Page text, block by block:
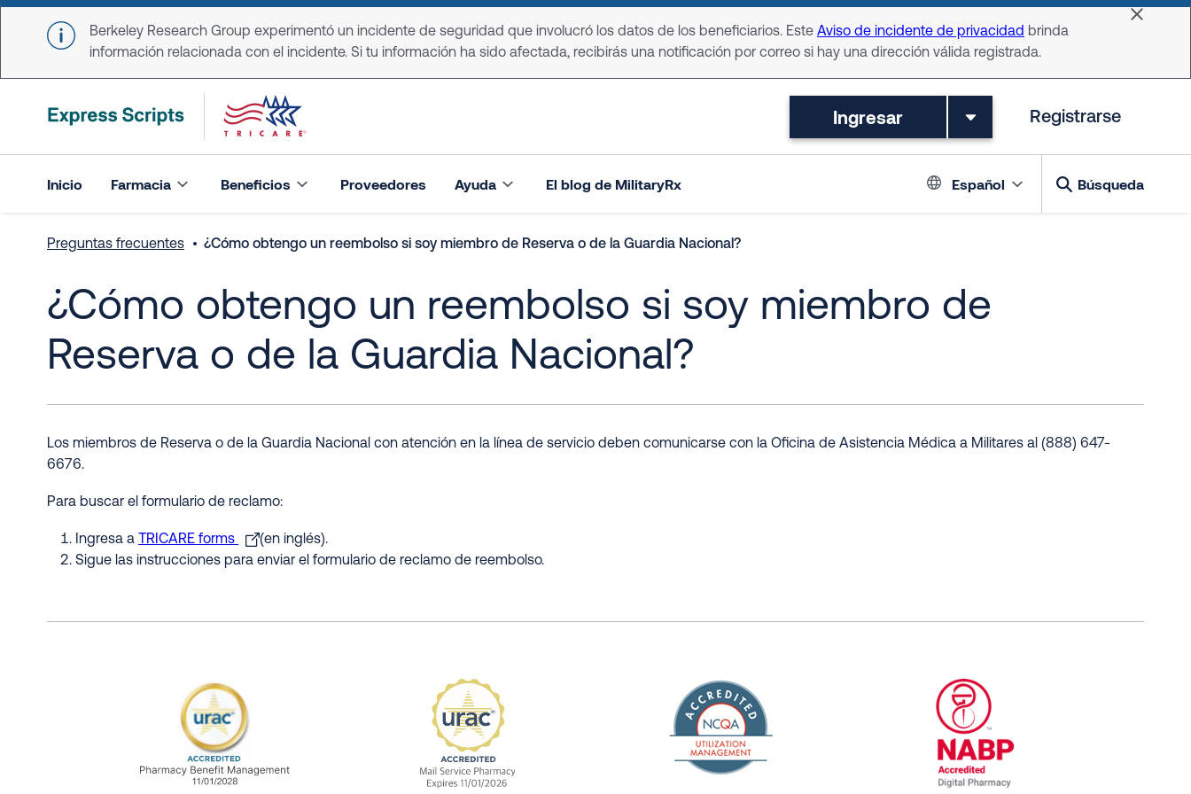
Skip to main content
Berkeley Research Group experimentó un incidente de seguridad que involucró los datos de los beneficiarios. Este Aviso de incidente de privacidad brinda
información relacionada con el incidente. Si tu información ha sido afectada, recibirás una notificación por correo si hay una dirección válida registrada.
Dismiss
Ingresar Registrarse
Inicio Farmacia Beneficios Proveedores Ayuda El blog de MilitaryRx Language
Español Búsqueda
Preguntas frecuentes ¿Cómo obtengo un reembolso si soy miembro de Reserva o de la Guardia Nacional?
¿Cómo obtengo un reembolso si soy miembro de
Reserva o de la Guardia Nacional?
Los miembros de Reserva o de la Guardia Nacional con atención en la línea de servicio deben comunicarse con la Oficina de Asistencia Médica a Militares al (888) 647-
6676.
Para buscar el formulario de reclamo:
Ingresa a TRICARE forms
(en inglés).
Sigue las instrucciones para enviar el formulario de reclamo de reembolso.